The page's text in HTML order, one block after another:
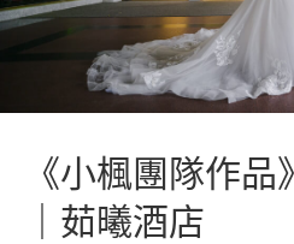
《小楓團隊作品
｜茹曦酒店